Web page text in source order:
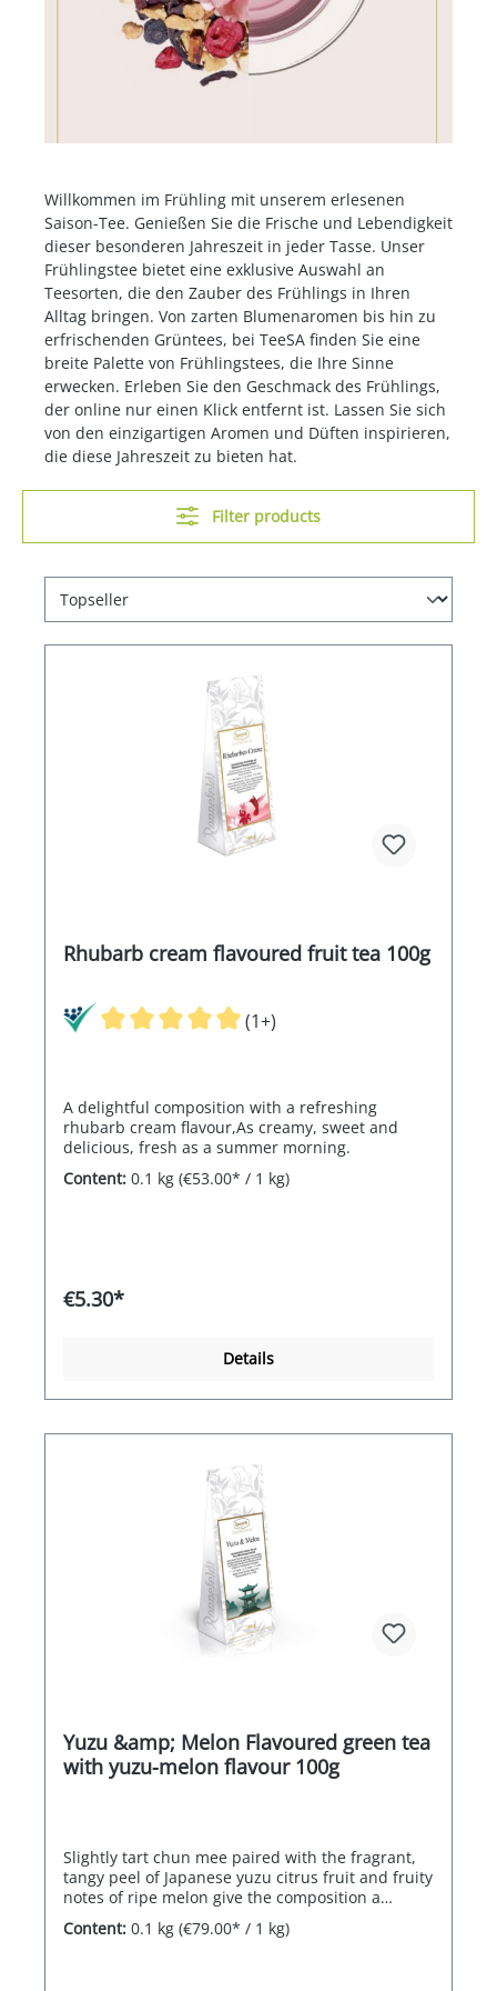
Willkommen im Frühling mit unserem erlesenen
Saison-Tee. Genießen Sie die Frische und Lebendigkeit
dieser besonderen Jahreszeit in jeder Tasse. Unser
Frühlingstee bietet eine exklusive Auswahl an
Teesorten, die den Zauber des Frühlings in Ihren
Alltag bringen. Von zarten Blumenaromen bis hin zu
erfrischenden Grüntees, bei TeeSA finden Sie eine
breite Palette von Frühlingstees, die Ihre Sinne
erwecken. Erleben Sie den Geschmack des Frühlings,
der online nur einen Klick entfernt ist. Lassen Sie sich
von den einzigartigen Aromen und Düften inspirieren,
die diese Jahreszeit zu bieten hat.
Filter products
Rhubarb cream flavoured fruit tea 100g
(1+)
A delightful composition with a refreshing
rhubarb cream flavour,As creamy, sweet and
delicious, fresh as a summer morning.
Content: 0.1 kg (€53.00* / 1 kg)
€5.30*
Details
Yuzu &amp; Melon Flavoured green tea
with yuzu-melon flavour 100g
Slightly tart chun mee paired with the fragrant,
tangy peel of Japanese yuzu citrus fruit and fruity
notes of ripe melon give the composition a
special lightness.
Content: 0.1 kg (€79.00* / 1 kg)